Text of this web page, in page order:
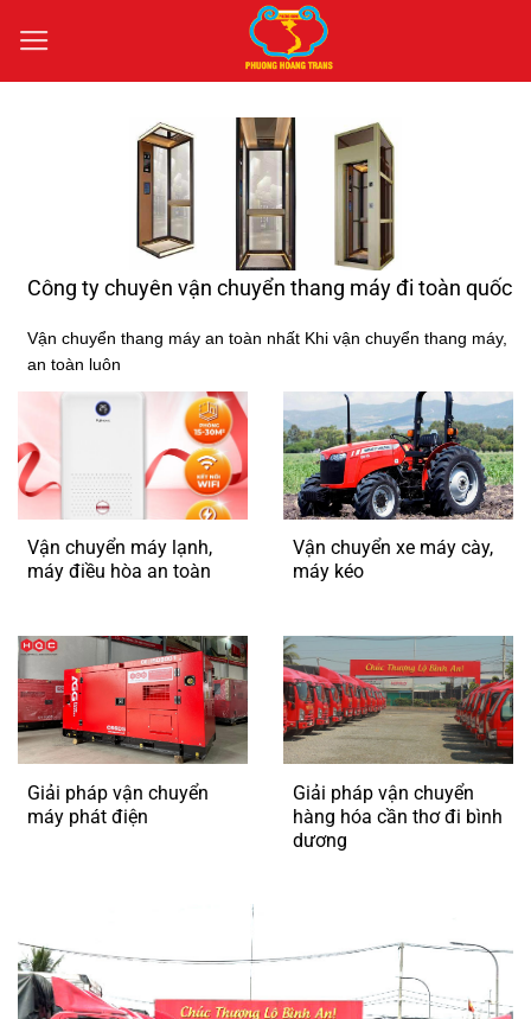
qua
nội
Công ty chuyên vận chuyển thang máy đi toàn quốc
Vận chuyển thang máy an toàn nhất Khi vận chuyển thang máy,
an toàn luôn
Vận chuyển máy lạnh,
máy điều hòa an toàn
Vận chuyển xe máy cày,
máy kéo
Giải pháp vận chuyển
máy phát điện
Giải pháp vận chuyển
hàng hóa cần thơ đi bình
dương